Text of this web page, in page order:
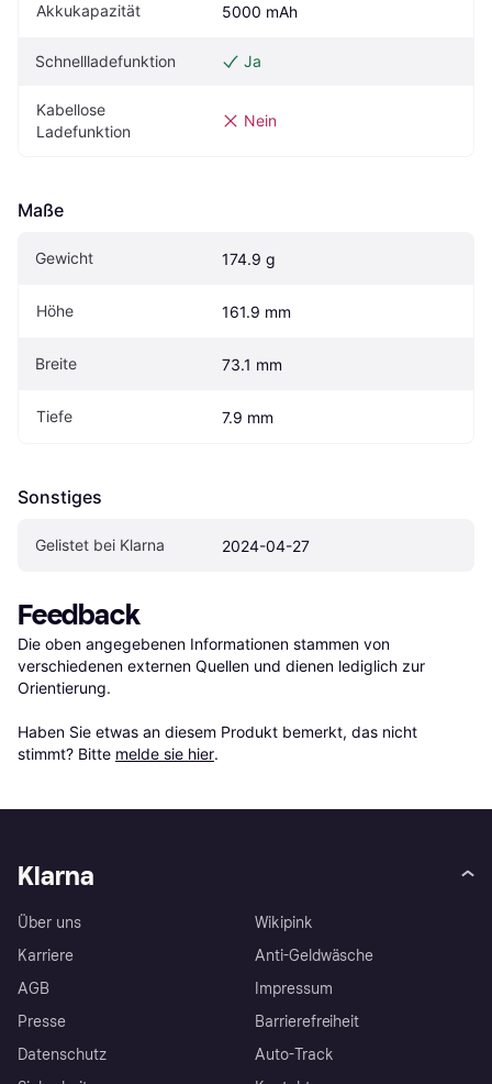
Akkukapazität 5000 mAh
Schnellladefunktion Ja
Kabellose
Ladefunktion
Nein
Maße
Gewicht 174.9 g
Höhe 161.9 mm
Breite 73.1 mm
Tiefe 7.9 mm
Sonstiges
Gelistet bei Klarna 2024-04-27
Feedback
Die oben angegebenen Informationen stammen von
verschiedenen externen Quellen und dienen lediglich zur
Orientierung.
Haben Sie etwas an diesem Produkt bemerkt, das nicht
stimmt? Bitte melde sie hier.
Klarna
Über uns
Karriere
AGB
Presse
Datenschutz
Wikipink
Anti-Geldwäsche
Impressum
Barrierefreiheit
Auto-Track